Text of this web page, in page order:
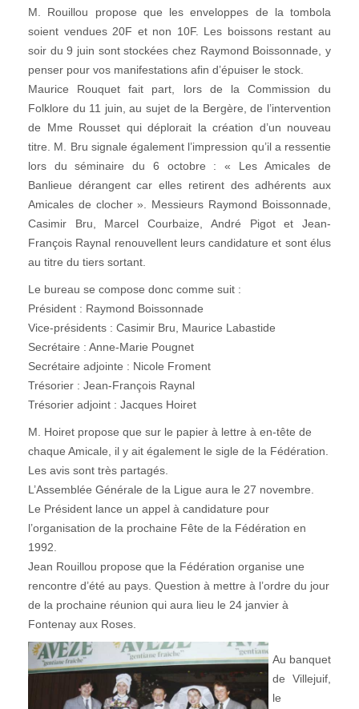
M. Rouillou propose que les enveloppes de la tombola
soient vendues 20F et non 10F. Les boissons restant au
soir du 9 juin sont stockées chez Raymond Boissonnade, y
penser pour vos manifestations afin d’épuiser le stock.
Maurice Rouquet fait part, lors de la Commission du
Folklore du 11 juin, au sujet de la Bergère, de l’intervention
de Mme Rousset qui déplorait la création d’un nouveau
titre. M. Bru signale également l’impression qu’il a ressentie
lors du séminaire du 6 octobre : « Les Amicales de
Banlieue dérangent car elles retirent des adhérents aux
Amicales de clocher ». Messieurs Raymond Boissonnade,
Casimir Bru, Marcel Courbaize, André Pigot et Jean-
François Raynal renouvellent leurs candidature et sont élus
au titre du tiers sortant.
Le bureau se compose donc comme suit :
Président : Raymond Boissonnade
Vice-présidents : Casimir Bru, Maurice Labastide
Secrétaire : Anne-Marie Pougnet
Secrétaire adjointe : Nicole Froment
Trésorier : Jean-François Raynal
Trésorier adjoint : Jacques Hoiret
M. Hoiret propose que sur le papier à lettre à en-tête de
chaque Amicale, il y ait également le sigle de la Fédération.
Les avis sont très partagés.
L’Assemblée Générale de la Ligue aura le 27 novembre.
Le Président lance un appel à candidature pour
l’organisation de la prochaine Fête de la Fédération en
1992.
Jean Rouillou propose que la Fédération organise une
rencontre d’été au pays. Question à mettre à l’ordre du jour
de la prochaine réunion qui aura lieu le 24 janvier à
Fontenay aux Roses.
Au banquet
de Villejuif,
le